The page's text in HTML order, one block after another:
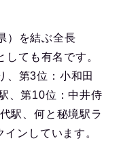
）を結ぶ全長
しても有名です。
、第3位：小和田
、第10位：中井侍
駅、何と秘境駅ラ
ンしています。